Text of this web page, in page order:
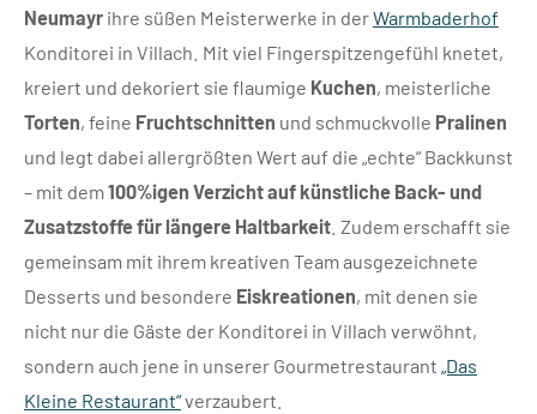
Neumayr ihre süßen Meisterwerke in derWarmbaderhof
Konditorei in Villach. Mit viel Fingerspitzengefühl knetet,
kreiert und dekoriert sie flaumige Kuchen, meisterliche
Torten, feine Fruchtschnitten und schmuckvolle Pralinen
und legt dabei allergrößten Wert auf die „echte“ Backkunst
– mit dem100%igen Verzicht auf künstliche Back- und
Zusatzstoffe für längere Haltbarkeit . Zudem erschafft sie
gemeinsam mit ihrem kreativen Team ausgezeichnete
Desserts und besondere Eiskreationen, mit denen sie
nicht nur die Gäste der Konditorei in Villach verwöhnt,
sondern auch jene in unserer Gourmetrestaurant „Das
Kleine Restaurant“verzaubert.